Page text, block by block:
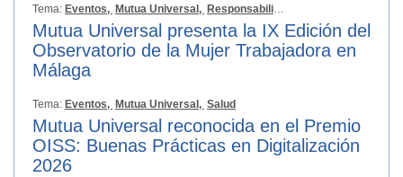
Tema: Eventos, Mutua Universal, Responsabilidad Social
Mutua Universal presenta la IX Edición del
Observatorio de la Mujer Trabajadora en
Málaga
Tema: Eventos, Mutua Universal, Salud
Mutua Universal reconocida en el Premio
OISS: Buenas Prácticas en Digitalización
2026